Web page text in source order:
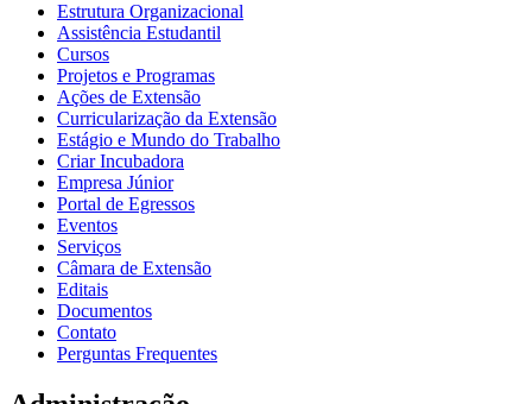
Estrutura Organizacional
Assistência Estudantil
Cursos
Projetos e Programas
Ações de Extensão
Curricularização da Extensão
Estágio e Mundo do Trabalho
Criar Incubadora
Empresa Júnior
Portal de Egressos
Eventos
Serviços
Câmara de Extensão
Editais
Documentos
Contato
Perguntas Frequentes